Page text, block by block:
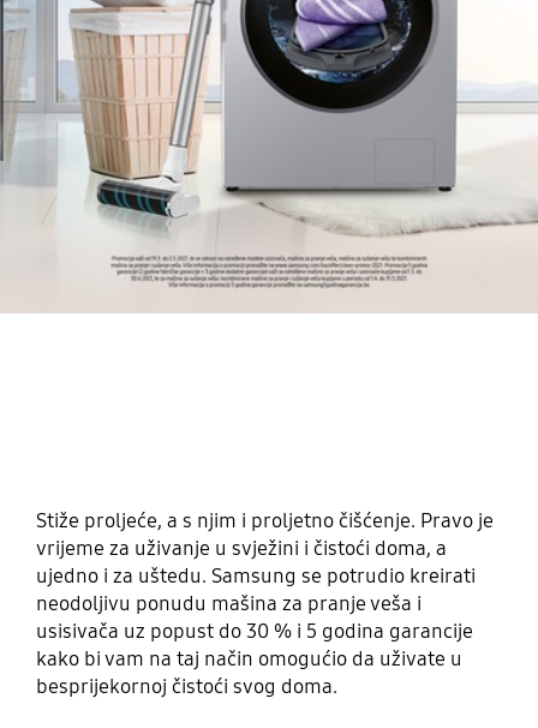
Stiže proljeće, a s njim i proljetno čišćenje. Pravo je
vrijeme za uživanje u svježini i čistoći doma, a
ujedno i za uštedu. Samsung se potrudio kreirati
neodoljivu ponudu mašina za pranje veša i
usisivača uz popust do 30 % i 5 godina garancije
kako bi vam na taj način omogućio da uživate u
besprijekornoj čistoći svog doma.